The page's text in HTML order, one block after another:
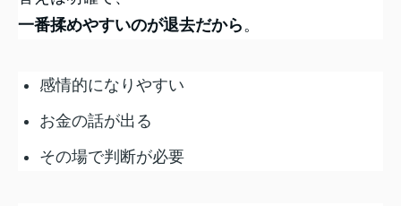
一番揉めやすいのが退去だから 。
感情的になりやすい
お金の話が出る
その場で判断が必要